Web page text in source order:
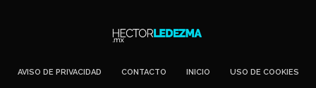
AVISO DE PRIVACIDAD CONTACTO INICIO USO DE COOKIES